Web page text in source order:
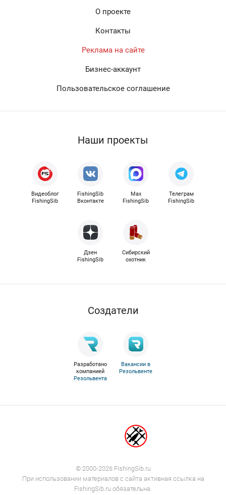
О проекте
Контакты
Реклама на сайте
Бизнес-аккаунт
Пользовательское соглашение
Наши проекты
Видеоблог
FishingSib
FishingSib
Вконтакте
Max
FishingSib
Телеграм
FishingSib
Дзен
FishingSib
Сибирский
охотник
Cоздатели
Разработано
компанией
Резольвента
Вакансии в
Резольвенте
© 2000-2026 FishingSib.ru
При использовании материалов с сайта активная ссылка на
FishingSib.ru обязательна.